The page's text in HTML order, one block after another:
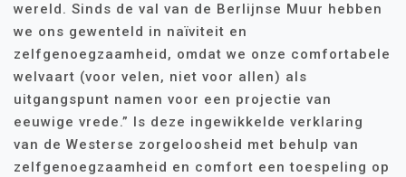
wereld. Sinds de val van de Berlijnse Muur hebben
we ons gewenteld in naïviteit en
zelfgenoegzaamheid, omdat we onze comfortabele
welvaart (voor velen, niet voor allen) als
uitgangspunt namen voor een projectie van
eeuwige vrede.” Is deze ingewikkelde verklaring
van de Westerse zorgeloosheid met behulp van
zelfgenoegzaamheid en comfort een toespeling op